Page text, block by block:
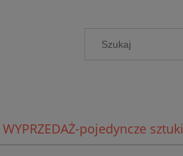
WYPRZEDAŻ-pojedyncze sztuki